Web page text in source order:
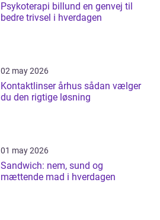
Psykoterapi billund en genvej til
bedre trivsel i hverdagen
02 may 2026
Kontaktlinser århus sådan vælger
du den rigtige løsning
01 may 2026
Sandwich: nem, sund og
mættende mad i hverdagen